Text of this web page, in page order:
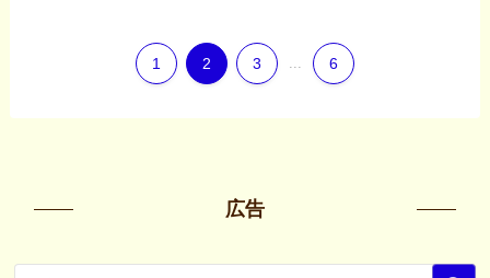
1 2 3 ... 6
広告